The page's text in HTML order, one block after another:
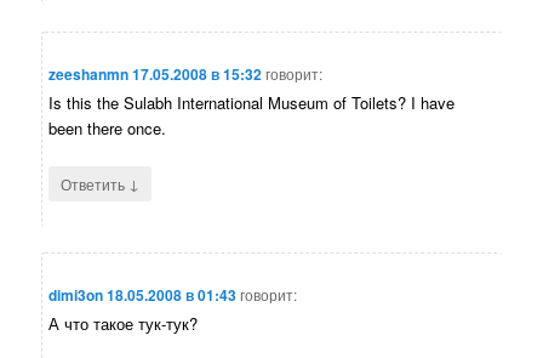
zeeshanmn17.05.2008 в 15:32говорит:
Is this the Sulabh International Museum of Toilets? I have
been there once.
Ответить ↓
dimi3on18.05.2008 в 01:43говорит:
А что такое тук-тук?